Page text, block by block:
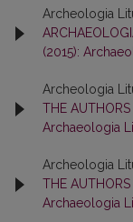
Archeologia
(2015):
Archeologia
THE AUTHORS
Archaeologia
Archeologia
THE AUTHORS
Archaeologia